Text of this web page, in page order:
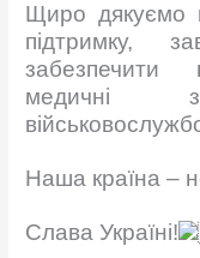
Щиро дякуємо
підтримку,
забезпечити
медичні
Наша країна –
Слава Україні!